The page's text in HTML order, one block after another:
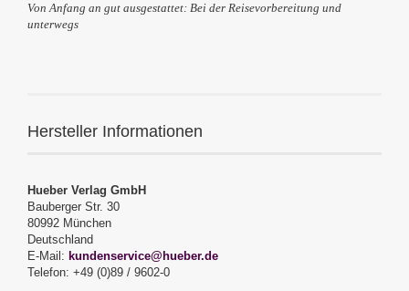
Von Anfang an gut ausgestattet: Bei der Reisevorbereitung und
unterwegs
Hersteller Informationen
Hueber Verlag GmbH
Bauberger Str. 30
80992 München
Deutschland
E-Mail: kundenservice@hueber.de
Telefon: +49 (0)89 / 9602-0